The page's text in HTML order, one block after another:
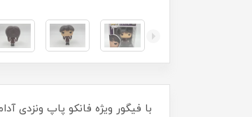
با فيگور ویژه فانکو پاپ ونزدی